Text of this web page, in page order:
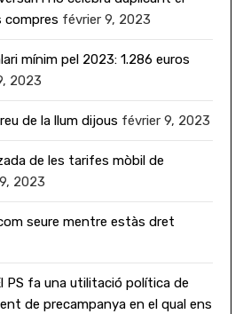
compres février 9, 2023
mínim pel 2023: 1.286 euros
2023
de la llum dijous février 9, 2023
de les tarifes mòbil de
2023
seure mentre estàs dret
PS fa una utilitació política de
de precampanya en el qual ens